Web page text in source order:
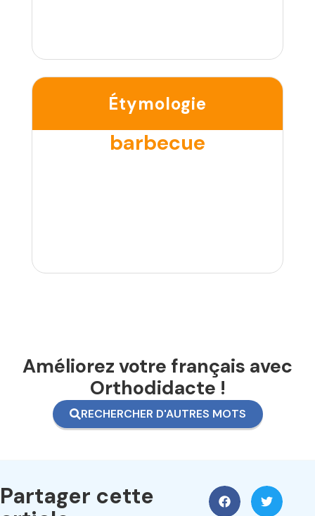
Étymologie
barbecue
Améliorez votre français avec
Orthodidacte !
RECHERCHER D'AUTRES MOTS
Partager cette